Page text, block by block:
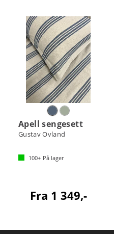
Apell sengesett
Gustav Ovland
100+ På lager
Fra 1 349,-